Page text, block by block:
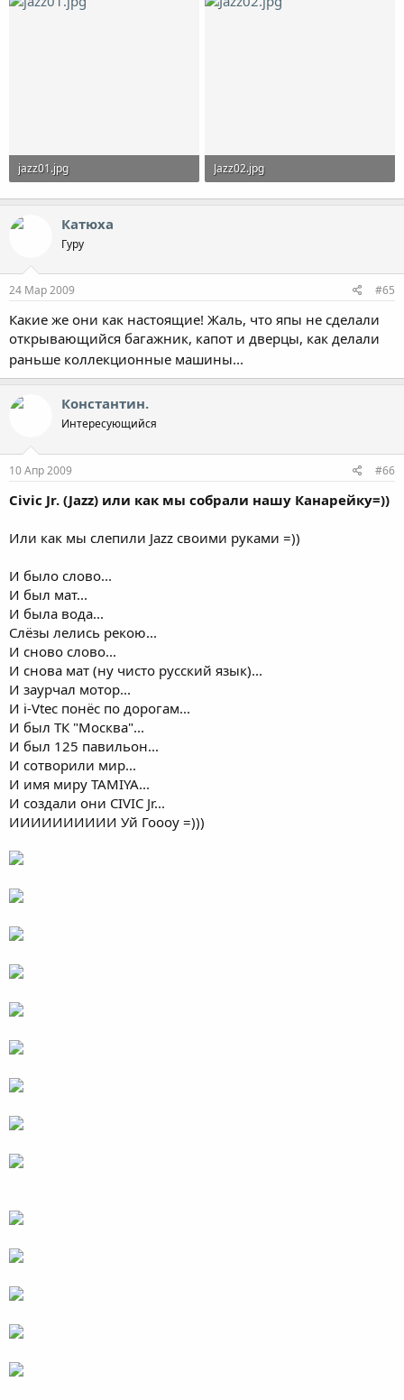
jazz01.jpg
59.4 KB · Просмотры: 2,096
Jazz02.jpg
73.7 KB · Просмотры: 2,064
Катюха
Гуру
24 Мар 2009 #65
Какие же они как настоящие! Жаль, что япы не сделали
открывающийся багажник, капот и дверцы, как делали
раньше коллекционные машины...
Константин.
Интересующийся
10 Апр 2009 #66
Civic Jr. (Jazz) или как мы собрали нашу Канарейку=))
Или как мы слепили Jazz своими руками =))
И было слово...
И был мат...
И была вода...
Слёзы лелись рекою...
И сново слово...
И снова мат (ну чисто русский язык)...
И заурчал мотор...
И i-Vtec понёс по дорогам...
И был ТК "Москва"...
И был 125 павильон...
И сотворили мир...
И имя миру TAMIYA...
И создали они CIVIC Jr...
ИИИИИИИИИИ Уй Гоооу =)))